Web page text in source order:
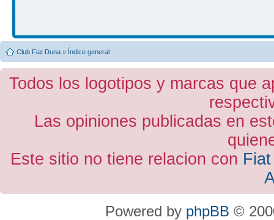
Club Fiat Duna » Índice general
Todos los logotipos y marcas que
Las opiniones publicadas en
Este sitio no tiene relacion con
Powered by phpBB ©